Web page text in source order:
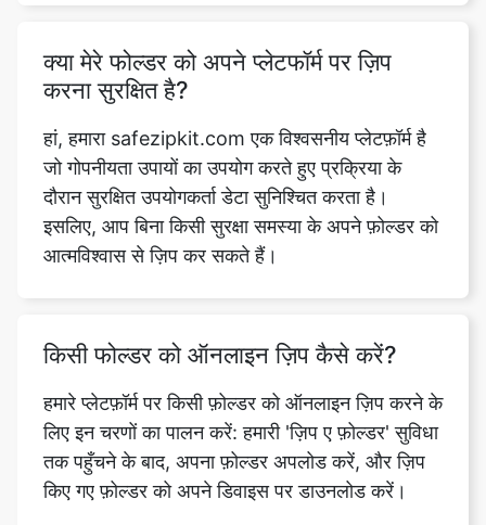
हां, हमारा safezipkit.com एक विश्वसनीय प्लेटफ़ॉर्म है
जो गोपनीयता उपायों का उपयोग करते हुए प्रक्रिया के
इसलिए, आप बिना किसी सुरक्षा समस्या के अपने फ़ोल्डर को
आत्मविश्वास से ज़िप कर सकते हैं।
किसी फोल्डर को ऑनलाइन ज़िप कैसे करें?
लिए इन चरणों का पालन करें: हमारी 'ज़िप ए फ़ोल्डर' सुविधा
किए गए फ़ोल्डर को अपने डिवाइस पर डाउनलोड करें।
zip फोल्डर किस फाइल फॉर्मेट को सपोर्ट करता